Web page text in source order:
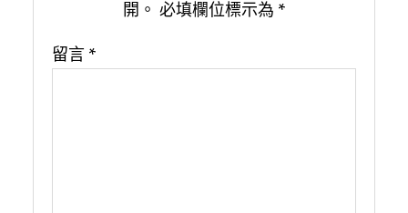
開。 必填欄位標示為 *
留言 *